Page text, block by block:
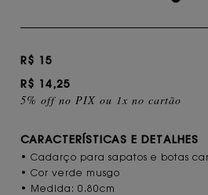
R$ 15
R$ 14,25
5% off no PIX ou 1x no cartão
CARACTERÍSTICAS E DETALHES
• Cadarço para sapatos e botas
• Cor verde musgo
• Medida: 0.80cm